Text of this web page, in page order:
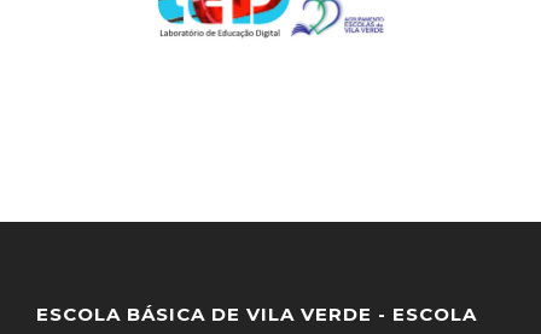
ESCOLA BÁSICA DE VILA VERDE - ESCOLA